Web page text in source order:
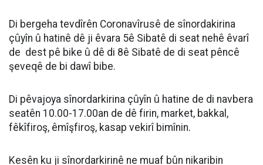
Di bergeha tevdîrên Coronavîrusê de sînordakirina
çûyîn û hatinê dê ji êvara 5ê Sibatê di seat nehê êvarî
de dest pê bike û dê di 8ê Sibatê de di seat pêncê
şeveqê de bi dawî bibe.
Di pêvajoya sînordarkirina çûyîn û hatine de di navbera
seatên 10.00-17.00an de dê firin, market, bakkal,
fêkîfiroş, êmîşfiroş, kasap vekirî bimînin.
Kesên ku ji sînordarkirinê ne muaf bûn nikaribin